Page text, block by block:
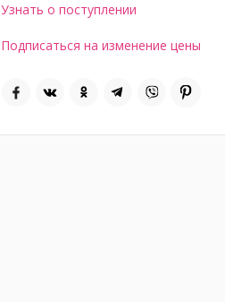
Узнать о поступлении
Подписаться на изменение цены